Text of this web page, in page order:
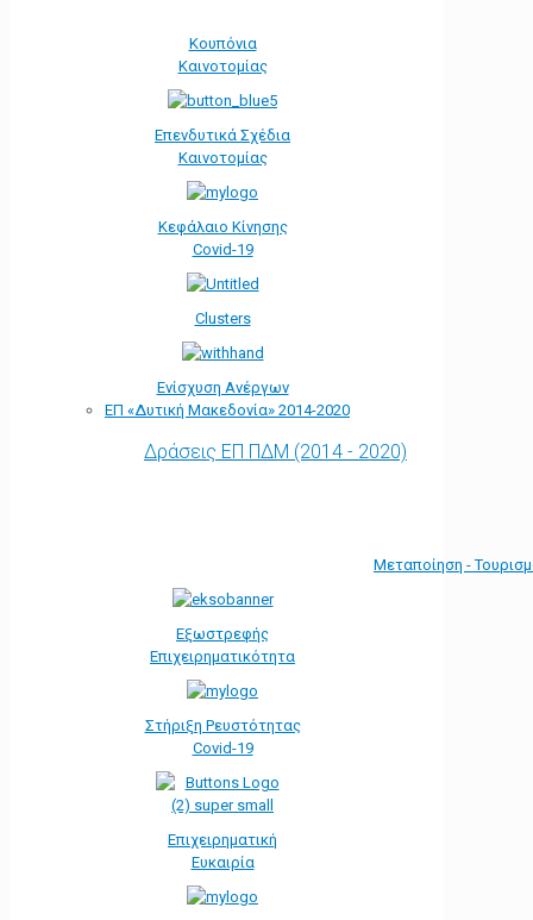
Κουπόνια
Καινοτομίας
Επενδυτικά Σχέδια
Καινοτομίας
Κεφάλαιο Κίνησης
Covid-19
Clusters
Ενίσχυση Ανέργων
ΕΠ «Δυτική Μακεδονία» 2014-2020
Δράσεις ΕΠ ΠΔΜ (2014 - 2020)
Μεταποίηση -
Εξωστρεφής
Επιχειρηματικότητα
Στήριξη Ρευστότητας
Covid-19
Επιχειρηματική
Ευκαιρία